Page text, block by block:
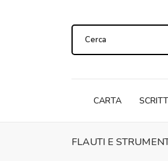
CARTA
FLAUTI E